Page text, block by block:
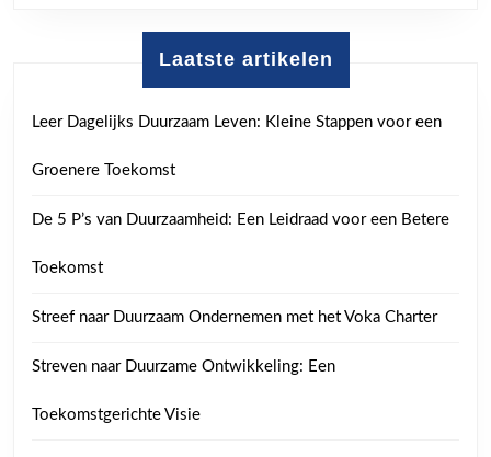
Laatste artikelen
Leer Dagelijks Duurzaam Leven: Kleine Stappen voor een
Groenere Toekomst
De 5 P’s van Duurzaamheid: Een Leidraad voor een Betere
Toekomst
Streef naar Duurzaam Ondernemen met het Voka Charter
Streven naar Duurzame Ontwikkeling: Een
Toekomstgerichte Visie